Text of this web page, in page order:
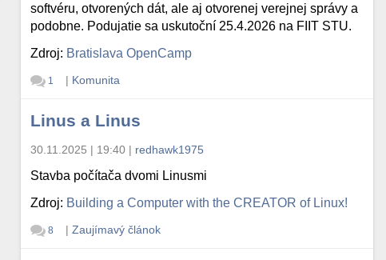
softvéru, otvorených dát, ale aj otvorenej verejnej správy a
podobne. Podujatie sa uskutoční 25.4.2026 na FIIT STU.
Zdroj: Bratislava OpenCamp
1 | Komunita
Linus a Linus
30.11.2025 | 19:40 | redhawk1975
Stavba počítača dvomi Linusmi
Zdroj: Building a Computer with the CREATOR of Linux!
8 | Zaujímavý článok